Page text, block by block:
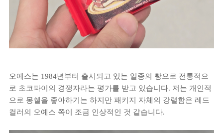
오예스는 1984년부터 출시되고 있는 일종의 빵으로 전통적으
로 초코파이의 경쟁자라는 평가를 받고 있습니다. 저는 개인적
으로 몽쉘을 좋아하기는 하지만 패키지 자체의 강렬함은 레드
컬러의 오예스 쪽이 조금 인상적인 것 같습니다.